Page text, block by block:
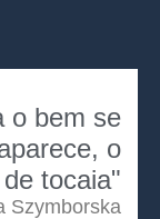
o bem se
o
tocaia"
Szymborska